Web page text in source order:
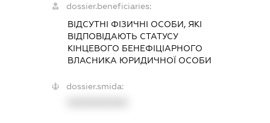
dossier.beneficiaries:
ВІДСУТНІ ФІЗИЧНІ ОСОБИ, ЯКІ
ВІДПОВІДАЮТЬ СТАТУСУ
КІНЦЕВОГО БЕНЕФІЦІАРНОГО
ВЛАСНИКА ЮРИДИЧНОЇ ОСОБИ
dossier.smida: